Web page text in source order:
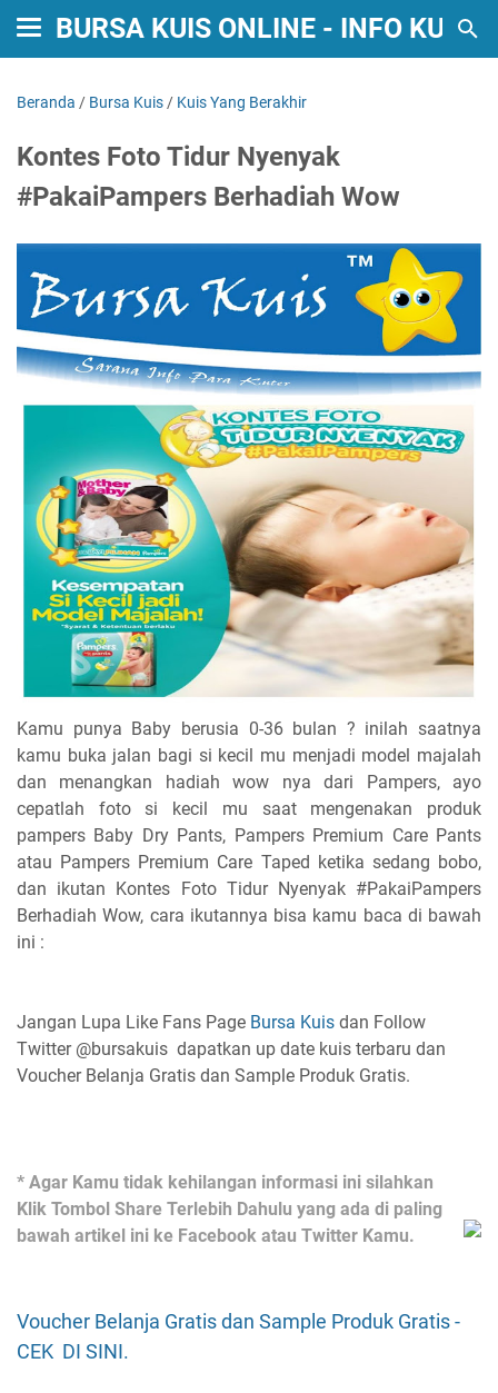
BURSA KUIS ONLINE - INFO KUIS
Beranda / Bursa Kuis / Kuis Yang Berakhir
Kontes Foto Tidur Nyenyak
#PakaiPampers Berhadiah Wow
Kamu punya Baby berusia 0-36 bulan ? inilah saatnya
kamu buka jalan bagi si kecil mu menjadi model majalah
dan menangkan hadiah wow nya dari Pampers, ayo
cepatlah foto si kecil mu saat mengenakan produk
pampers Baby Dry Pants, Pampers Premium Care Pants
atau Pampers Premium Care Taped ketika sedang bobo,
dan ikutan Kontes Foto Tidur Nyenyak #PakaiPampers
Berhadiah Wow, cara ikutannya bisa kamu baca di bawah
ini :
Jangan Lupa Like Fans Page Bursa Kuis dan Follow
Twitter @bursakuis dapatkan up date kuis terbaru dan
Voucher Belanja Gratis dan Sample Produk Gratis.
* Agar Kamu tidak kehilangan informasi ini silahkan
Klik Tombol Share Terlebih Dahulu yang ada di paling
bawah artikel ini ke Facebook atau Twitter Kamu.
Voucher Belanja Gratis dan Sample Produk Gratis -
CEK DI SINI.